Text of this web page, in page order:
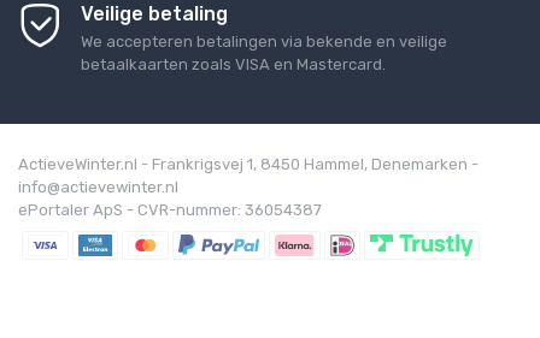
Veilige betaling
We accepteren betalingen via bekende en veilige
betaalkaarten zoals VISA en Mastercard.
ActieveWinter.nl - Frankrigsvej 1, 8450 Hammel, Denemarken -
info@actievewinter.nl
ePortaler ApS - CVR-nummer: 36054387